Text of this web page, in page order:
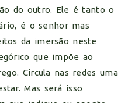
do outro. Ele é tanto o
é o senhor mas
da imersão neste
que impõe ao
Circula nas redes uma
Mas será isso